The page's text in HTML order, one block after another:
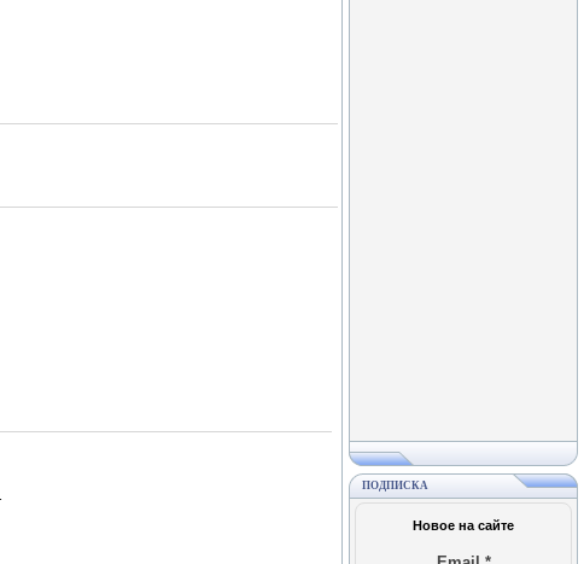
ПОДПИСКА
Новое на сайте